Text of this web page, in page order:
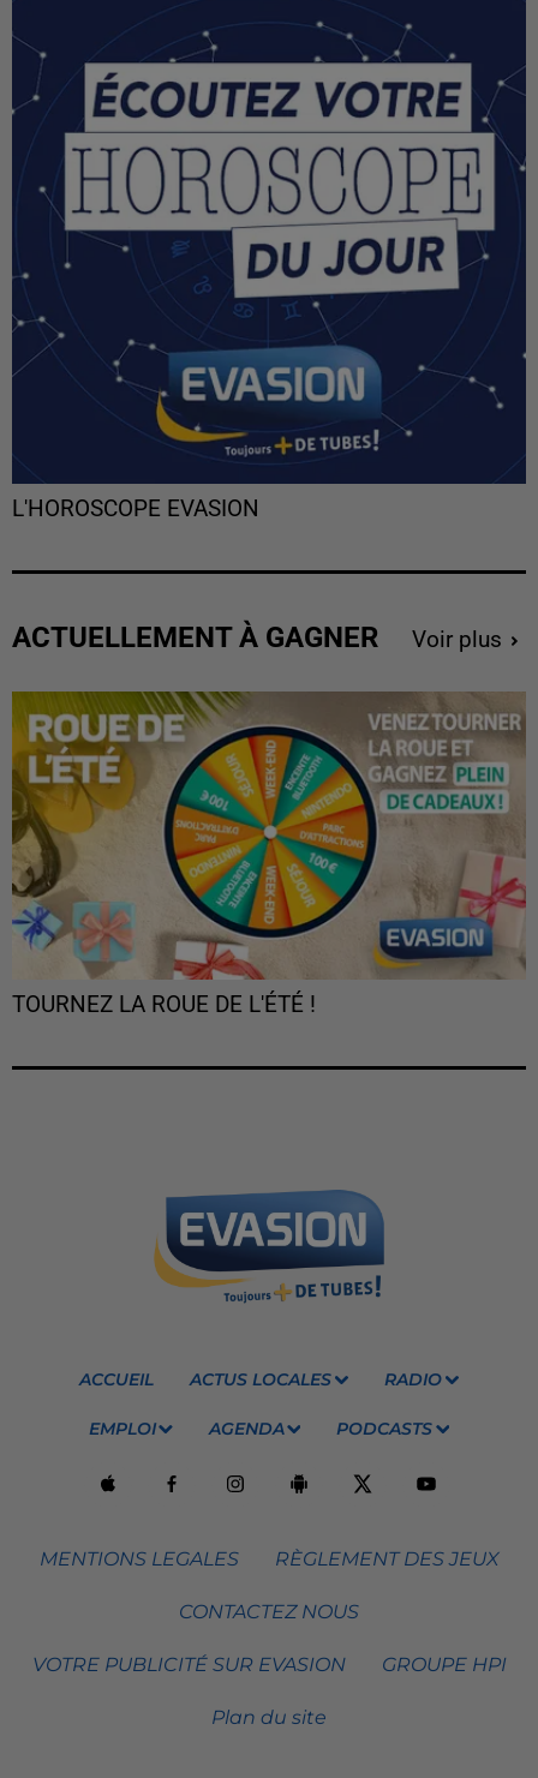
L'HOROSCOPE EVASION
ACTUELLEMENT À GAGNER Voir plus
TOURNEZ LA ROUE DE L'ÉTÉ !
ACCUEIL ACTUS LOCALES RADIO
EMPLOI AGENDA PODCASTS
MENTIONS LEGALES RÈGLEMENT DES JEUX
CONTACTEZ NOUS
VOTRE PUBLICITÉ SUR EVASION GROUPE HPI
Plan du site